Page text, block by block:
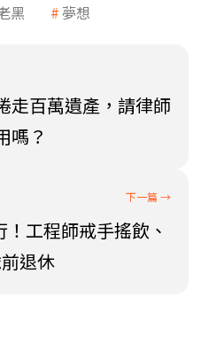
黑 夢想
走百萬遺產，請律師
嗎？
工程師戒手搖飲、
退休